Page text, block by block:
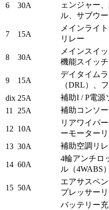
6 30A
ェンジャー
ル、サブウ
7 15A
メインライ
リレー
8 30A
メインスイ
機能スイッチ
9 15A
デイタイム
（DRL）、
dix 25A
補助I / P電源
11
25A 補助コンソ
12 10A
リアワイパ
ーモーター
13 30A 補助空調リ
14 60A
4輪アンチロ
ル（4WABS）
15 50A
エアサスペ
プレッサー
バッテリー